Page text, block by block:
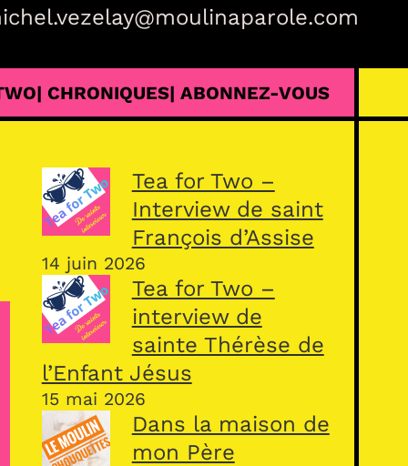
| CHRONIQUES| ABONNEZ-VOUS
Tea for Two –
Interview de saint
François d’Assise
14 juin 2026
Tea for Two –
interview de
sainte Thérèse de
l’Enfant Jésus
15 mai 2026
Dans la maison de
mon Père